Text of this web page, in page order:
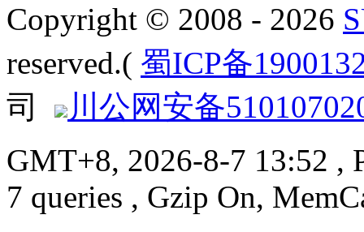
Copyright © 2008 - 2026
reserved.( 蜀ICP备
司
川公网安备
GMT+8, 2026-8-7 13:52 ,
7 queries , Gzip On,